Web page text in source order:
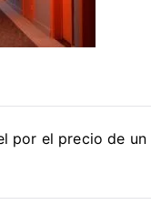
por el precio de un